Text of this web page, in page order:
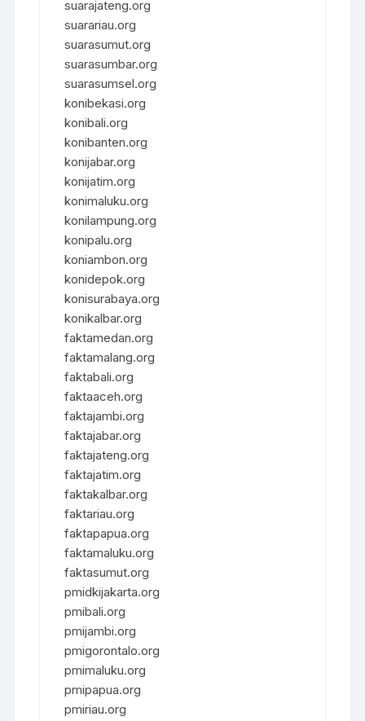
suarajateng.org
suarariau.org
suarasumut.org
suarasumbar.org
suarasumsel.org
konibekasi.org
konibali.org
konibanten.org
konijabar.org
konijatim.org
konimaluku.org
konilampung.org
konipalu.org
koniambon.org
konidepok.org
konisurabaya.org
konikalbar.org
faktamedan.org
faktamalang.org
faktabali.org
faktaaceh.org
faktajambi.org
faktajabar.org
faktajateng.org
faktajatim.org
faktakalbar.org
faktariau.org
faktapapua.org
faktamaluku.org
faktasumut.org
pmidkijakarta.org
pmibali.org
pmijambi.org
pmigorontalo.org
pmimaluku.org
pmipapua.org
pmiriau.org